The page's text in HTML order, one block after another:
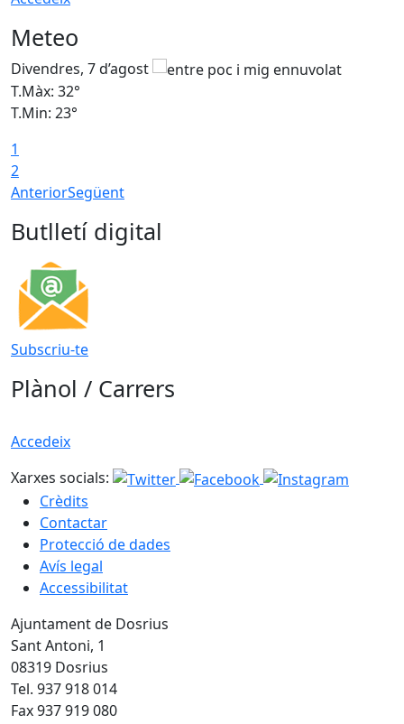
Meteo
Divendres, 7 d’agost
T.Màx: 32°
T.Min: 23°
1
2
AnteriorSegüent
Butlletí digital
Subscriu-te
Plànol / Carrers
Accedeix
Xarxes socials:
Crèdits
Contactar
Protecció de dades
Avís legal
Accessibilitat
Ajuntament de Dosrius
Sant Antoni, 1
08319 Dosrius
Tel. 937 918 014
Fax 937 919 080